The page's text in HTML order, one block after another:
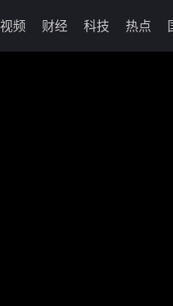
视频 财经 科技 热点